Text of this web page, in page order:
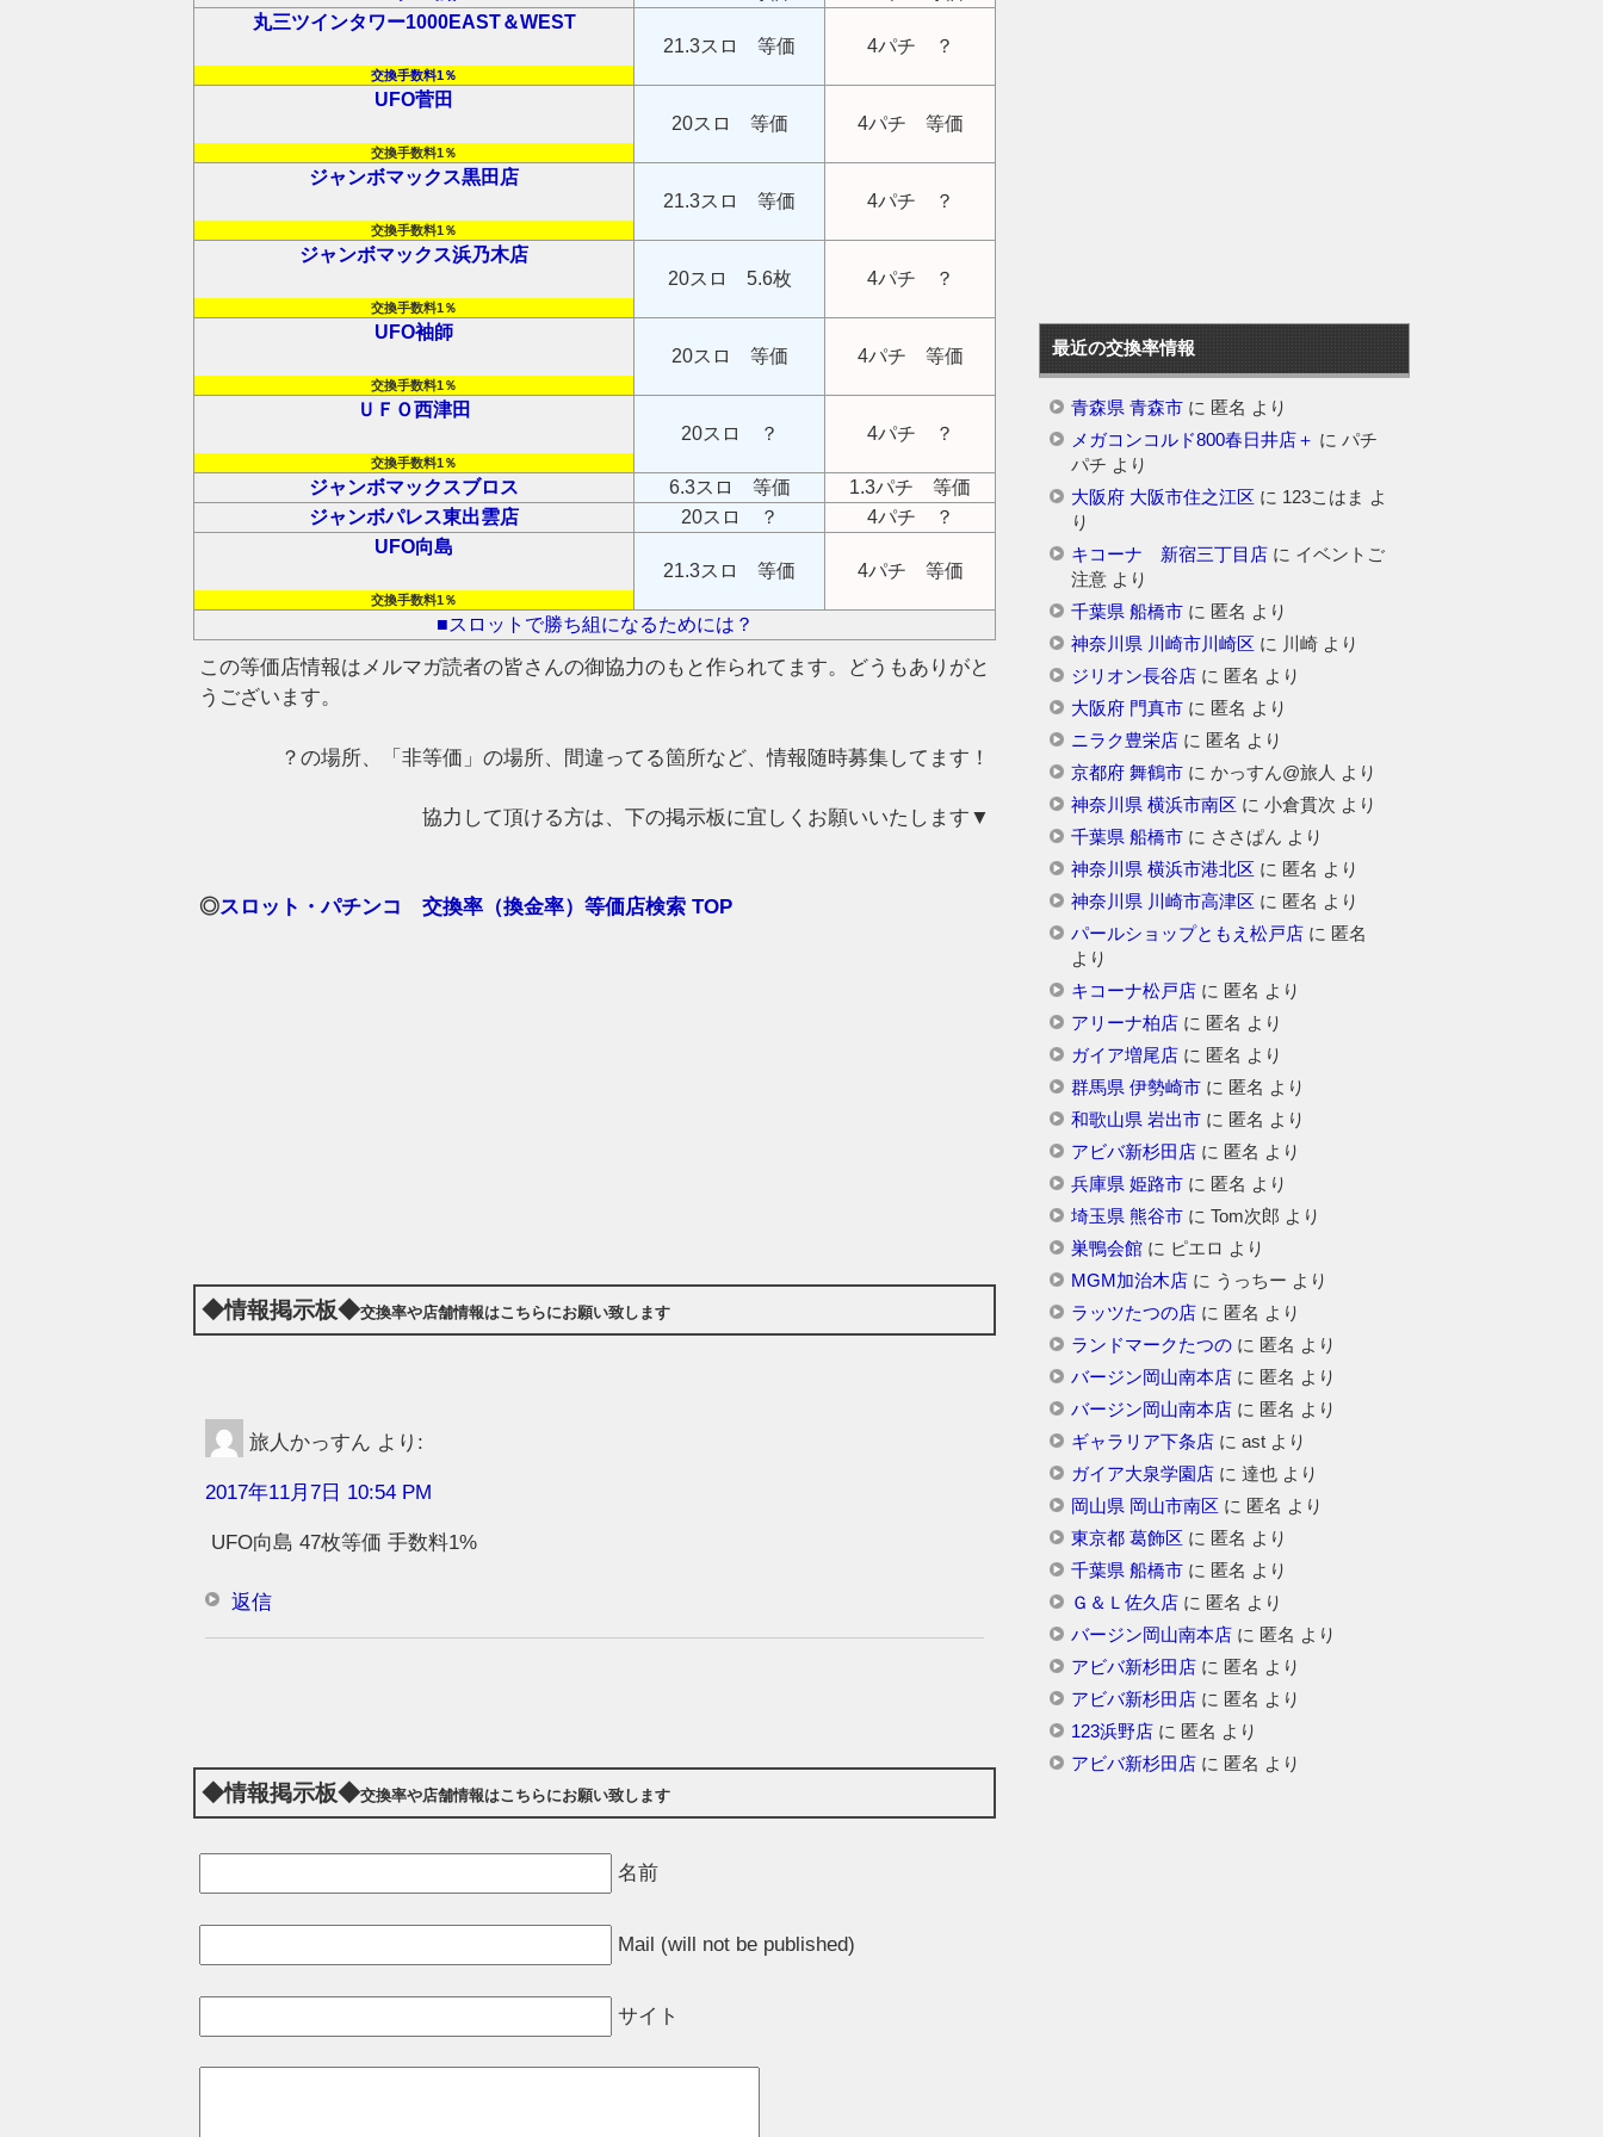
丸三ツインタワー1000EAST＆WEST
交換手数料1％
21.3スロ 等価 4パチ ？
UFO菅田
交換手数料1％
20スロ 等価 4パチ 等価
ジャンボマックス黒田店
交換手数料1％
21.3スロ 等価 4パチ ？
ジャンボマックス浜乃木店
交換手数料1％
20スロ 5.6枚 4パチ ？
UFO袖師
交換手数料1％
20スロ 等価 4パチ 等価
ＵＦＯ西津田
交換手数料1％
20スロ ？ 4パチ ？
ジャンボマックスブロス 6.3スロ 等価
1.3パチ 等価
ジャンボパレス東出雲店
20スロ ？
4パチ ？
UFO向島
交換手数料1％
21.3スロ 等価 4パチ 等価
■スロットで勝ち組になるためには？
この等価店情報はメルマガ読者の皆さんの御協力のもと作られてます。どうもありがと
うございます。
？の場所、「非等価」の場所、間違ってる箇所など、情報随時募集してます！
協力して頂ける方は、下の掲示板に宜しくお願いいたします▼
◎スロット・パチンコ 交換率（換金率）等価店検索 TOP
◆情報掲示板◆交換率や店舗情報はこちらにお願い致します
旅人かっすん より:
2017年11月7日 10:54 PM
UFO向島 47枚等価 手数料1%
返信
◆情報掲示板◆交換率や店舗情報はこちらにお願い致します
名前
Mail (will not be published)
サイト
最近の交換率情報
青森県 青森市 に 匿名 より
メガコンコルド800春日井店＋ にパチ
パチ より
大阪府 大阪市住之江区 に 123こはま よ
り
キコーナ 新宿三丁目店 に イベントご
注意 より
千葉県 船橋市 に 匿名 より
神奈川県 川崎市川崎区 に 川崎 より
ジリオン長谷店 に 匿名 より
大阪府 門真市 に 匿名 より
ニラク豊栄店 に 匿名 より
京都府 舞鶴市 にかっすん@旅人 より
神奈川県 横浜市南区 に小倉貫次 より
千葉県 船橋市 に ささぱん より
神奈川県 横浜市港北区 に 匿名 より
神奈川県 川崎市高津区 に 匿名 より
パールショップともえ松戸店 に 匿名
より
キコーナ松戸店 に 匿名 より
アリーナ柏店 に 匿名 より
ガイア増尾店 に 匿名 より
群馬県 伊勢崎市 に 匿名 より
和歌山県 岩出市 に 匿名 より
アビバ新杉田店 に 匿名 より
兵庫県 姫路市 に 匿名 より
埼玉県 熊谷市 にTom次郎 より
巣鴨会館 に ピエロ より
MGM加治木店 に うっちー より
ラッツたつの店 に 匿名 より
ランドマークたつの に 匿名 より
バージン岡山南本店 に 匿名 より
バージン岡山南本店 に 匿名 より
ギャラリア下条店 にast より
ガイア大泉学園店 に達也 より
岡山県 岡山市南区 に 匿名 より
東京都 葛飾区 に 匿名 より
千葉県 船橋市 に 匿名 より
Ｇ＆Ｌ佐久店 に 匿名 より
バージン岡山南本店 に 匿名 より
アビバ新杉田店 に 匿名 より
アビバ新杉田店 に 匿名 より
123浜野店 に 匿名 より
アビバ新杉田店 に 匿名 より